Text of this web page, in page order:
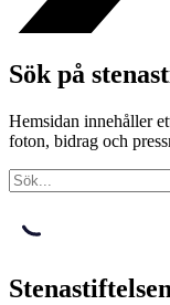
Sök på
Hemsidan innehåller
foton, bidrag och
Stenastiftelsen